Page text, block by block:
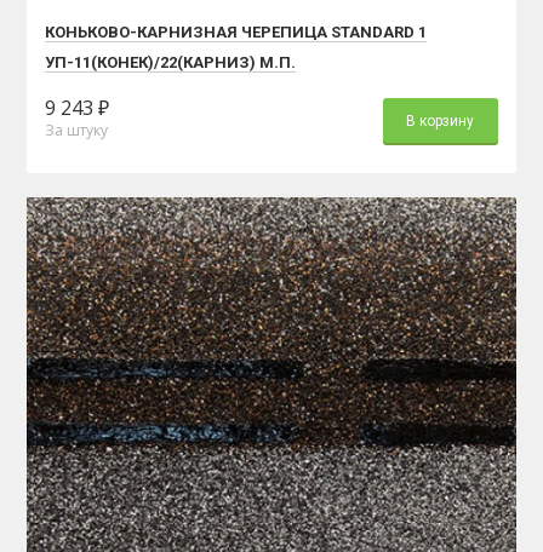
КОНЬКОВО-КАРНИЗНАЯ ЧЕРЕПИЦА STANDARD 1
УП-11(КОНЕК)/22(КАРНИЗ) М.П.
9 243 ₽
За штуку В корзину